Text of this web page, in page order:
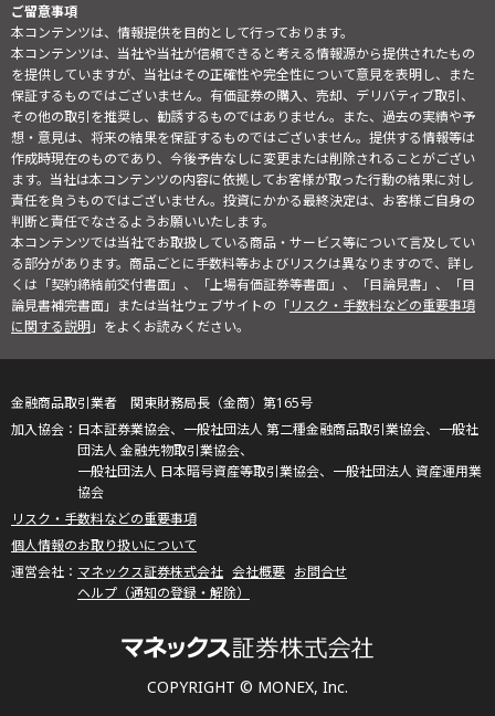
ご留意事項
本コンテンツは、情報提供を目的として行っております。
本コンテンツは、当社や当社が信頼できると考える情報源から提供されたもの
を提供していますが、当社はその正確性や完全性について意見を表明し、また
保証するものではございません。有価証券の購入、売却、デリバティブ取引、
その他の取引を推奨し、勧誘するものではありません。また、過去の実績や予
想・意見は、将来の結果を保証するものではございません。提供する情報等は
作成時現在のものであり、今後予告なしに変更または削除されることがござい
ます。当社は本コンテンツの内容に依拠してお客様が取った行動の結果に対し
責任を負うものではございません。投資にかかる最終決定は、お客様ご自身の
判断と責任でなさるようお願いいたします。
本コンテンツでは当社でお取扱している商品・サービス等について言及してい
る部分があります。商品ごとに手数料等およびリスクは異なりますので、詳し
くは「契約締結前交付書面」、「上場有価証券等書面」、「目論見書」、「目
論見書補完書面」または当社ウェブサイトの「リスク・手数料などの重要事項
に関する説明」をよくお読みください。
COPYRIGHT © MONEX, Inc.
金融商品取引業者 関東財務局長（金商）第165号
日本証券業協会、一般社団法人 第二種金融商品取引業協会、一般社
団法人 金融先物取引業協会、
一般社団法人 日本暗号資産等取引業協会、一般社団法人 資産運用業
協会
リスク・手数料などの重要事項
個人情報のお取り扱いについて
マネックス証券株式会社 会社概要 お問合せ
ヘルプ（通知の登録・解除）